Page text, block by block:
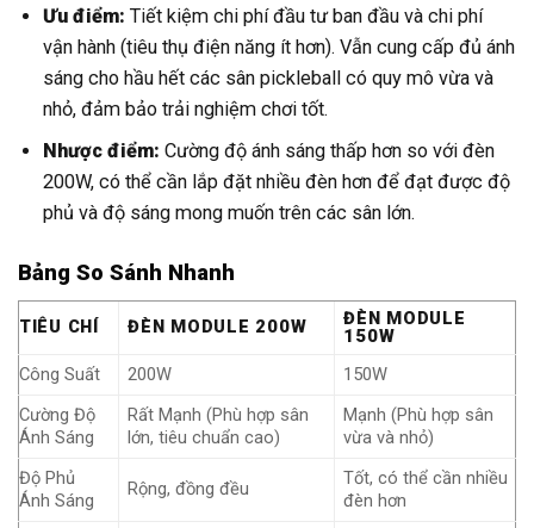
Ưu điểm: Tiết kiệm chi phí đầu tư ban đầu và chi phí
vận hành (tiêu thụ điện năng ít hơn). Vẫn cung cấp đủ ánh
sáng cho hầu hết các sân pickleball có quy mô vừa và
nhỏ, đảm bảo trải nghiệm chơi tốt.
Nhược điểm: Cường độ ánh sáng thấp hơn so với đèn
200W, có thể cần lắp đặt nhiều đèn hơn để đạt được độ
phủ và độ sáng mong muốn trên các sân lớn.
Bảng So Sánh Nhanh
TIÊU CHÍ ĐÈN MODULE 200W
ĐÈN MODULE
150W
Công Suất
200W
150W
Cường Độ
Ánh Sáng
Rất Mạnh (Phù hợp sân
lớn, tiêu chuẩn cao)
Mạnh (Phù hợp sân
vừa và nhỏ)
Độ Phủ
Ánh Sáng
Rộng, đồng đều
Tốt, có thể cần nhiều
đèn hơn